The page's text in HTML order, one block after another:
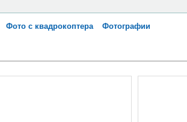
Фото с квадрокоптера Фотографии